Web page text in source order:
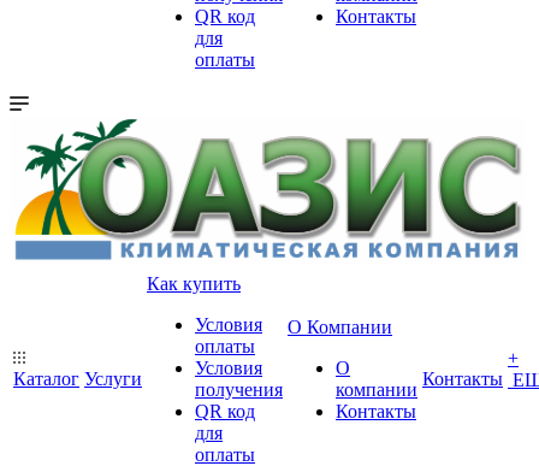
QR код
для
оплаты
Контакты
Каталог Услуги
Как купить
Условия
оплаты
Условия
получения
QR код
для
оплаты
О Компании
О
компании
Контакты
Контакты
+